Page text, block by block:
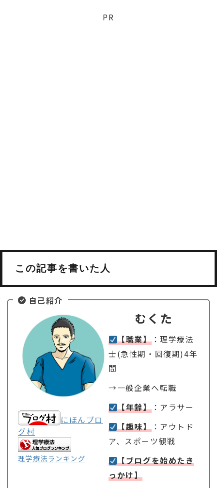
PR
この記事を書いた人
自己紹介
にほんブロ
グ村
理学療法ランキング
むくた
【職業】：理学療法
士(急性期・回復期)4年
間
→一般企業へ転職
【年齢】：アラサー
【趣味】：アウトド
ア、スポーツ観戦
【ブログを始めたき
っかけ】